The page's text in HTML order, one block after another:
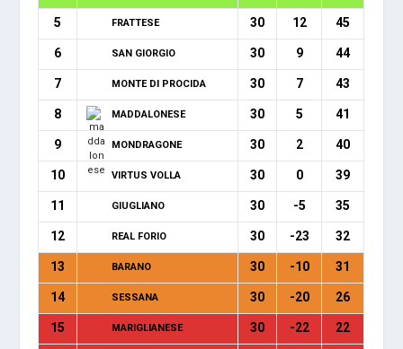
5 FRATTESE 30 12 45
6 SAN GIORGIO 30 9 44
7 MONTE DI PROCIDA 30 7 43
8 MADDALONESE 30 5 41
9 MONDRAGONE 30 2 40
10 VIRTUS VOLLA 30 0 39
11 GIUGLIANO 30 -5 35
12 REAL FORIO 30 -23 32
13 BARANO 30 -10 31
14 SESSANA 30 -20 26
15 MARIGLIANESE 30 -22 22